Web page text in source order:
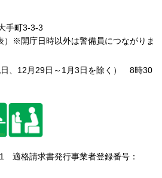
手町3-3-3
）※開庁日時以外は警備員につながりま
日、12月29日～1月3日を除く） 8時30
適格請求書発行事業者登録番号：